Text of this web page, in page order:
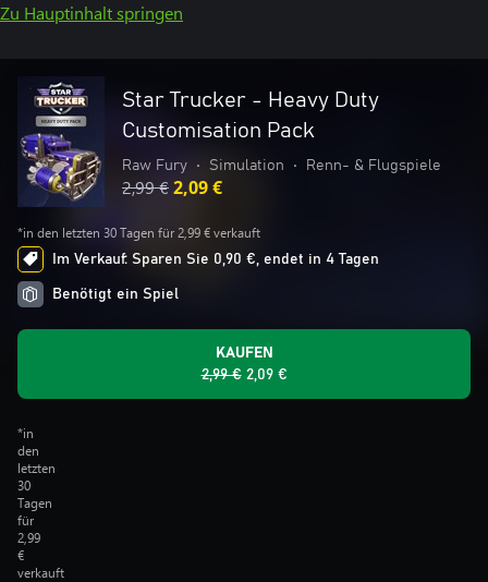
Zu Hauptinhalt springen
Star Trucker - Heavy Duty
Customisation Pack
Raw Fury • Simulation • Renn- & Flugspiele
2,99 €2,09 €
*in den letzten 30 Tagen für 2,99 € verkauft
Im Verkauf: Sparen Sie 0,90 €, endet in 4 Tagen
Benötigt ein Spiel
KAUFEN
2,99 € 2,09 €
*in
den
letzten
30
Tagen
für
2,99
€
verkauft